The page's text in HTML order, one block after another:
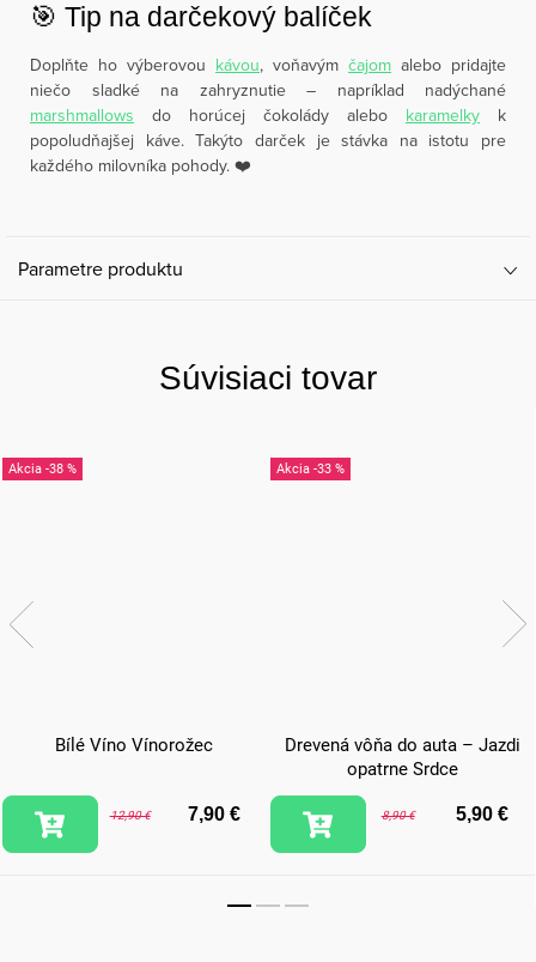
🎯 Tip na darčekový balíček
Doplňte ho výberovou kávou, voňavým čajom alebo pridajte
niečo sladké na zahryznutie – napríklad nadýchané
marshmallows do horúcej čokolády alebo karamelky k
popoludňajšej káve. Takýto darček je stávka na istotu pre
každého milovníka pohody. ❤️
Parametre produktu
Súvisiaci tovar
-38 %
Bílé Víno Vínorožec
12,90 € 7,90 €
-33 %
Drevená vôňa do auta – Jazdi
opatrne Srdce
8,90 € 5,90 €